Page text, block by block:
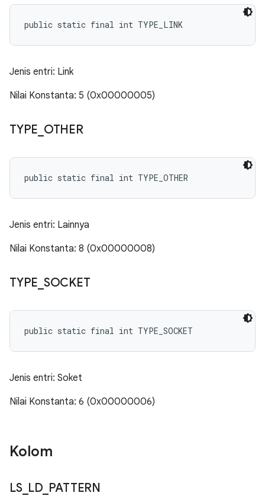
public static final int TYPE_LINK
Jenis entri: Link
Nilai Konstanta: 5 (0x00000005)
TYPE OTHER
public static final int TYPE_OTHER
Jenis entri: Lainnya
Nilai Konstanta: 8 (0x00000008)
TYPE SOCKET
public static final int TYPE_SOCKET
Jenis entri: Soket
Nilai Konstanta: 6 (0x00000006)
Kolom
LS_ LD_ PATTERN